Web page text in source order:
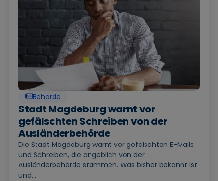
Behörde
Stadt Magdeburg warnt vor
gefälschten Schreiben von der
Ausländerbehörde
Die Stadt Magdeburg warnt vor gefälschten E-Mails
und Schreiben, die angeblich von der
Ausländerbehörde stammen. Was bisher bekannt ist
und...